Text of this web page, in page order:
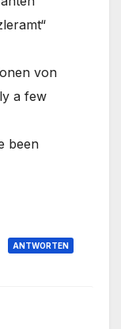
von
a few
been
ANTWORTEN